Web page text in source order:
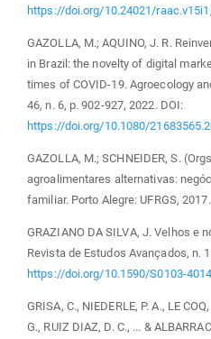
https://doi.org/10.24021/
GAZOLLA, M.; AQUINO, J. R.
in Brazil: the novelty of digital
times of COVID-19. Agroecology
46, n. 6, p. 902-927, 2022. DOI:
https://doi.org/10.1080/
GAZOLLA, M.; SCHNEIDER, S.
agroalimentares alternativas:
familiar. Porto Alegre: UFRGS, 2017.
GRAZIANO DA SILVA, J. Velhos e
Revista de Estudos Avançados, n.
https://doi.org/10.1590/S0103-
GRISA, C., NIEDERLE, P. A., LE
G., RUIZ DIAZ, D. C., ... &